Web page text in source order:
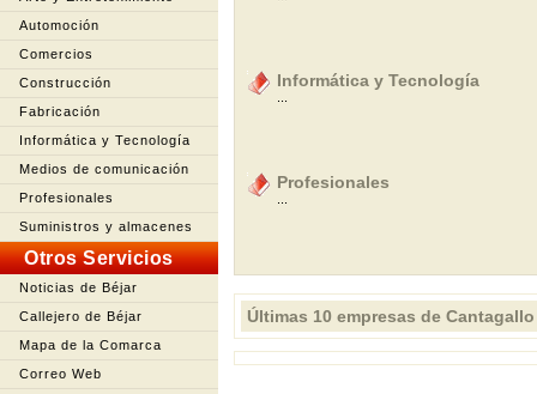
Automoción
Comercios
Construcción
Fabricación
Informática y Tecnología
Medios de comunicación
Profesionales
Suministros y almacenes
Otros Servicios
Noticias de Béjar
Callejero de Béjar
Mapa de la Comarca
Correo Web
Informática y Tecnología
Profesionales
Últimas 10 empresas de